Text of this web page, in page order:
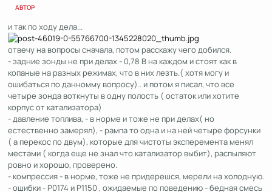
АВТОР
и так по ходу дела...
отвечу на вопросы сначала, потом расскажу чего добился.
- задние зонды не при делах - 0,78 В на каждом и стоят как в
копаные на разных режимах, что в них лезть.( хотя могу и
ошибаться по данномму вопросу).. и потом я писал, что все
четыре зонда воткнуты в одну полость ( остаток или хотите
корпус от катализатора)
- давление топлива, - в норме и тоже не при делах( но
естественно замерял), - рампа то одна и на ней четыре форсунки
( а перекос по двум), которые для чистоты эксперемента менял
местами ( когда еще не знал что катализатор выбит), распыляют
ровно и хорошо, проверено.
- компрессия - в норме, тоже не придерешся, мерели на холодную.
- ошибки - Р0174 и Р1150 , ожидаемые по поведению - бедная смесь